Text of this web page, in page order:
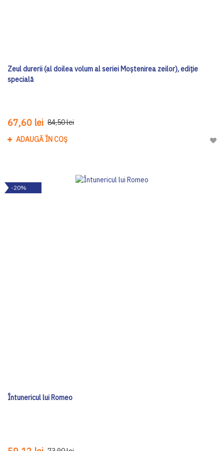
Zeul durerii (al doilea volum al seriei Moștenirea zeilor), ediţie
specială
67,60 lei 84,50 lei
ADAUGĂ ÎN COȘ
-20%
Întunericul lui Romeo